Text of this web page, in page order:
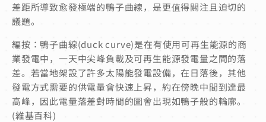
差距所導致愈發極端的鴨子曲線，是更值得關注且迫切的
議題。
編按：鴨子曲線(duck curve)是在有使用可再生能源的商
業發電中，一天中尖峰負載及可再生能源發電量之間的落
差。若當地架設了許多太陽能發電設備，在日落後，其他
發電方式需要的供電量會快速上昇，約在傍晚中間到達最
高峰，因此電量落差對時間的圖會出現如鴨子般的輪廓。
(維基百科)